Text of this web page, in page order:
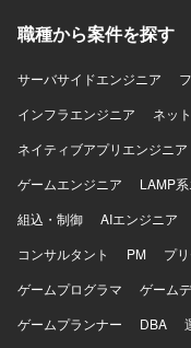
ティを高める設計に挑戦で
ン環境を想定してお
いくことを能動的に楽し
て、0→1フェーズか
【開発環境】 Figma
タイプを作成・検証
職種から案件を探す
サーバサイドエンジニア
インフラエンジニア
ネッ
ネイティブアプリエンジニア
ゲームエンジニア
LAMP
組込・制御
AIエンジニア
コンサルタント
PM プ
ゲームプログラマ
ゲーム
ゲームプランナー
DBA